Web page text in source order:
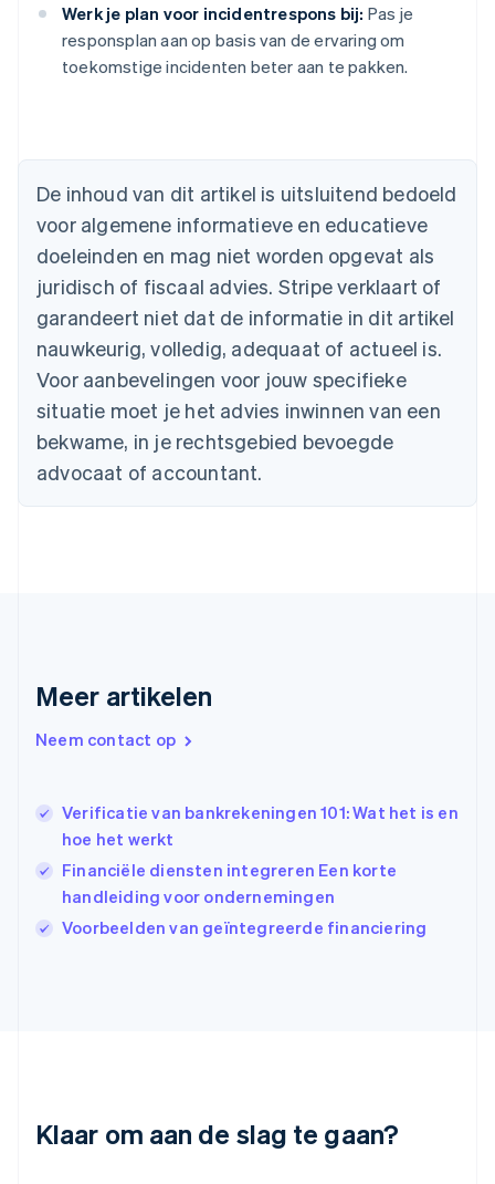
Werk je plan voor incidentrespons bij: Pas je
responsplan aan op basis van de ervaring om
toekomstige incidenten beter aan te pakken.
De inhoud van dit artikel is uitsluitend bedoeld
voor algemene informatieve en educatieve
doeleinden en mag niet worden opgevat als
juridisch of fiscaal advies. Stripe verklaart of
garandeert niet dat de informatie in dit artikel
nauwkeurig, volledig, adequaat of actueel is.
Voor aanbevelingen voor jouw specifieke
situatie moet je het advies inwinnen van een
bekwame, in je rechtsgebied bevoegde
advocaat of accountant.
Meer artikelen
Neem contact op
Verificatie van bankrekeningen 101: Wat het is en
hoe het werkt
Financiële diensten integreren Een korte
handleiding voor ondernemingen
Voorbeelden van geïntegreerde financiering
Klaar om aan de slag te gaan?
Australië
English
België
Bulgarije
English
Canada
EnglishFrançais
Cyprus
Denemarken
English
Duitsland
Deutsch English
Estland
English
EnglishSvenska
Frankrijk
Ierland
India
ItalianoEnglish
Japan
Kroatië
EnglishItaliano
Letland
English简体中文